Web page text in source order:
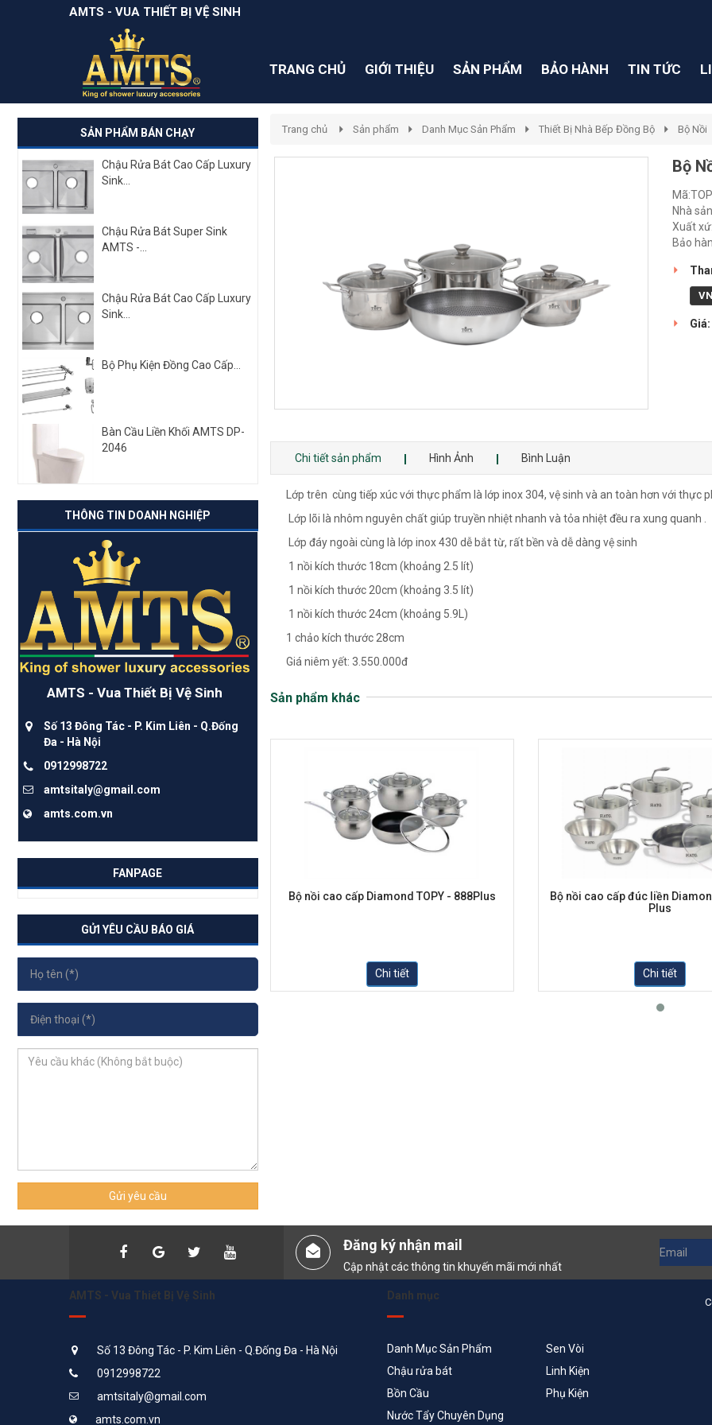
AMTS - VUA THIẾT BỊ VỆ SINH
TRANG CHỦ GIỚI THIỆU SẢN PHẨM BẢO HÀNH TIN TỨC
SẢN PHẨM BÁN CHẠY
Chậu Rửa Bát Cao Cấp Luxury
Sink...
Chậu Rửa Bát Super Sink
AMTS -...
Chậu Rửa Bát Cao Cấp Luxury
Sink...
Bộ Phụ Kiện Đồng Cao Cấp...
Bàn Cầu Liền Khối AMTS DP-
2046
THÔNG TIN DOANH NGHIỆP
AMTS - Vua Thiết Bị Vệ Sinh
Số 13 Đông Tác - P. Kim Liên - Q.Đống
Đa - Hà Nội
0912998722
amtsitaly@gmail.com
amts.com.vn
FANPAGE
GỬI YÊU CẦU BÁO GIÁ
Gửi yêu cầu
Trang chủ Sản phẩm Danh Mục Sản Phẩm Thiết Bị Nhà Bếp Đồng Bộ Bộ Nồi
Bộ
Nhà
Xuất
Bảo
Giá:
Chi tiết sản phẩm Hình Ảnh Bình Luận
Lớp trên cùng tiếp xúc với thực phẩm là lớp inox 304, vệ sinh và an toàn hơn với thực
Lớp lõi là nhôm nguyên chất giúp truyền nhiệt nhanh và tỏa nhiệt đều ra xung quanh .
Lớp đáy ngoài cùng là lớp inox 430 dễ bắt từ, rất bền và dễ dàng vệ sinh
1 nồi kích thước 18cm (khoảng 2.5 lít)
1 nồi kích thước 20cm (khoảng 3.5 lít)
1 nồi kích thước 24cm (khoảng 5.9L)
1 chảo kích thước 28cm
Giá niêm yết: 3.550.000đ
Sản phẩm khác
Bộ nồi cao cấp Diamond TOPY - 888Plus
Chi tiết
Bộ nồi cao cấp đúc liền
Plus
Chi tiết
Đăng ký nhận mail
Cập nhật các thông tin khuyến mãi mới nhất
AMTS - Vua Thiết Bị Vệ Sinh
Số 13 Đông Tác - P. Kim Liên - Q.Đống Đa - Hà Nội
0912998722
amtsitaly@gmail.com
amts.com.vn
Danh mục
Danh Mục Sản Phẩm
Sen Vòi
Chậu rửa bát
Linh Kiện
Bồn Cầu
Phụ Kiện
Nước Tẩy Chuyên Dụng